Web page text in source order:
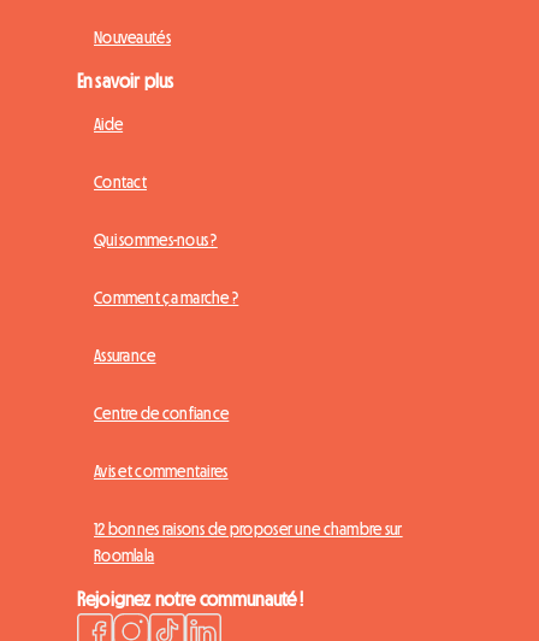
Nouveautés
En savoir plus
Aide
Contact
Qui sommes-nous ?
Comment ça marche ?
Assurance
Centre de confiance
Avis et commentaires
12 bonnes raisons de proposer une chambre sur
Roomlala
Rejoignez notre communauté !